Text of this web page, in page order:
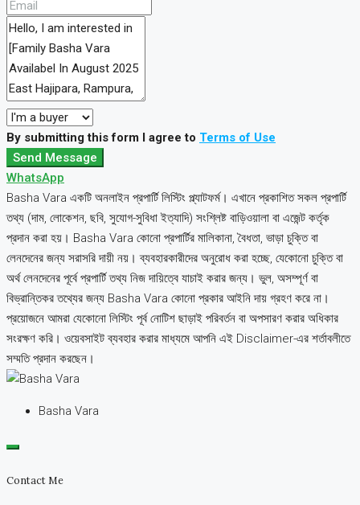
By submitting this form I agree to Terms of Use
Send Message
WhatsApp
Basha Vara একটি অনলাইন প্রপার্টি লিস্টিং প্ল্যাটফর্ম। এখানে প্রকাশিত সকল প্রপার্টি
তথ্য (দাম, লোকেশন, ছবি, সুযোগ-সুবিধা ইত্যাদি) সংশ্লিষ্ট বাড়িওয়ালা বা এজেন্ট কর্তৃক
প্রদান করা হয়। Basha Vara কোনো প্রপার্টির মালিকানা, বৈধতা, ভাড়া চুক্তি বা
লেনদেনের জন্য সরাসরি দায়ী নয়। ব্যবহারকারীদের অনুরোধ করা হচ্ছে, যেকোনো চুক্তি বা
অর্থ লেনদেনের পূর্বে প্রপার্টি তথ্য নিজ দায়িত্বে যাচাই করার জন্য। ভুল, অসম্পূর্ণ বা
বিভ্রান্তিকর তথ্যের জন্য Basha Vara কোনো প্রকার আইনি দায় গ্রহণ করে না।
প্রয়োজনে আমরা যেকোনো লিস্টিং পূর্ব নোটিশ ছাড়াই পরিবর্তন বা অপসারণ করার অধিকার
সংরক্ষণ করি। ওয়েবসাইট ব্যবহার করার মাধ্যমে আপনি এই Disclaimer-এর শর্তাবলীতে
সম্মতি প্রদান করছেন।
Basha Vara
Contact Me